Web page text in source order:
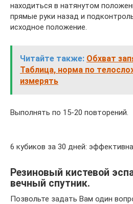
находиться в натянутом
прямые руки назад и
исходное положение.
Читайте также: Обхват
Таблица, норма по
измерять
Выполнять по 15-20 повторений.
6 кубиков за 30 дней:
Резиновый кистевой
вечный спутник.
Позвольте задать Вам один